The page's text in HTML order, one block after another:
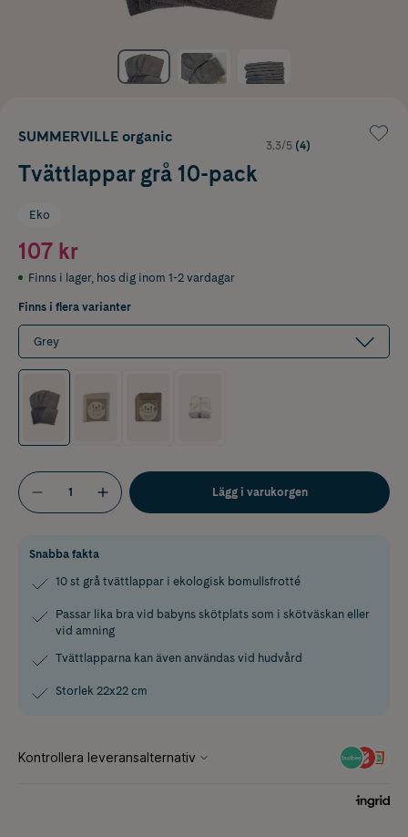
SUMMERVILLE organic
3.3/5 (4)
Tvättlappar grå 10-pack
Eko
107 kr
Finns i lager, hos dig inom 1-2 vardagar
Finns i flera varianter
Grey
Lägg i varukorgen
Snabba fakta
10 st grå tvättlappar i ekologisk bomullsfrotté
Passar lika bra vid babyns skötplats som i skötväskan eller
vid amning
Tvättlapparna kan även användas vid hudvård
Storlek 22x22 cm